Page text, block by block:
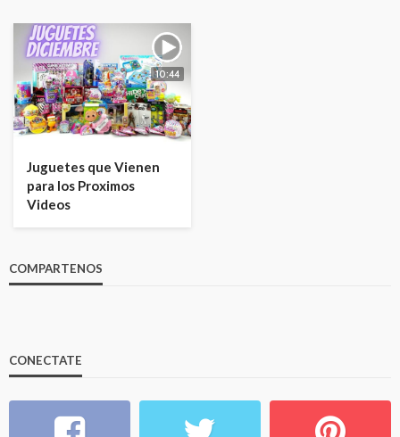
10:44
Juguetes que Vienen
para los Proximos
Videos
COMPARTENOS
CONECTATE